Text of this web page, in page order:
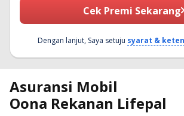
Cek Premi Sekarang
Dengan lanjut, Saya setuju syarat &
Asuransi Mobil
Oona Rekanan Lifepal